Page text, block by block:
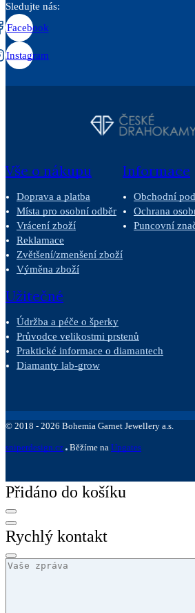
Sledujte nás:
Facebook
Instagram
Vše o nákupu
Doprava a platba
Místa pro osobní odběr
Vrácení zboží
Reklamace
Zvětšení/zmenšení zboží
Výměna zboží
Informace
Obchodní
Ochrana
Puncovní
Užitečné
Údržba a péče o šperky
Průvodce velikostmi prstenů
Praktické informace o diamantech
Diamanty lab-grow
© 2018 - 2026 Bohemia Garnet Jewellery a.s.
sniperdesign.cz Běžíme na Upgates
Přidáno do košíku
Rychlý kontakt